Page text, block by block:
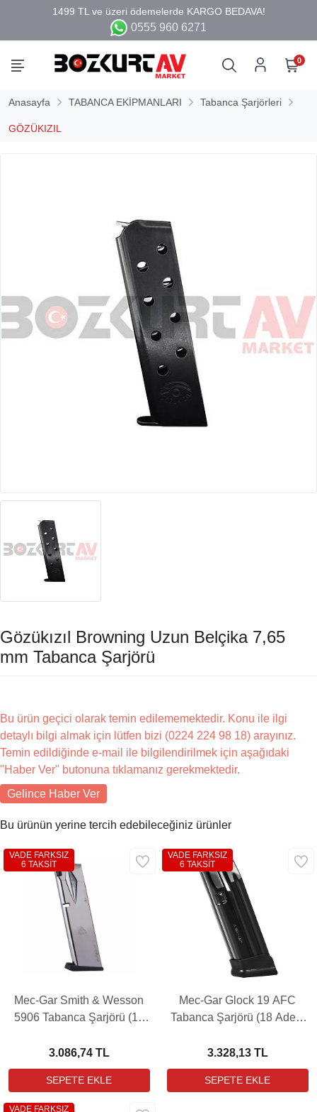
0555 960 6271
0
Anasayfa TABANCA EKİPMANLARI Tabanca Şarjörleri
GÖZÜKIZIL
Gözükızıl Browning Uzun Belçika 7,65
mm Tabanca Şarjörü
Bu ürün geçici olarak temin edilememektedir. Konu ile ilgi
detaylı bilgi almak için lütfen bizi (0224 224 98 18) arayınız.
Temin edildiğinde e-mail ile bilgilendirilmek için aşağıdaki
"Haber Ver" butonuna tıklamanız gerekmektedir.
Gelince Haber Ver
Bu ürünün yerine tercih edebileceğiniz ürünler
Mec-Gar Smith & Wesson
5906 Tabanca Şarjörü (17
3.086,74 TL
VADE FARKSIZ
6 TAKSİT
Mec-Gar Glock 19 AFC
Tabanca Şarjörü (18 Adet -
3.328,13 TL
VADE FARKSIZ
6 TAKSİT
VADE FARKSIZ